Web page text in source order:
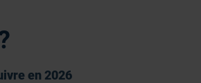
en 2026